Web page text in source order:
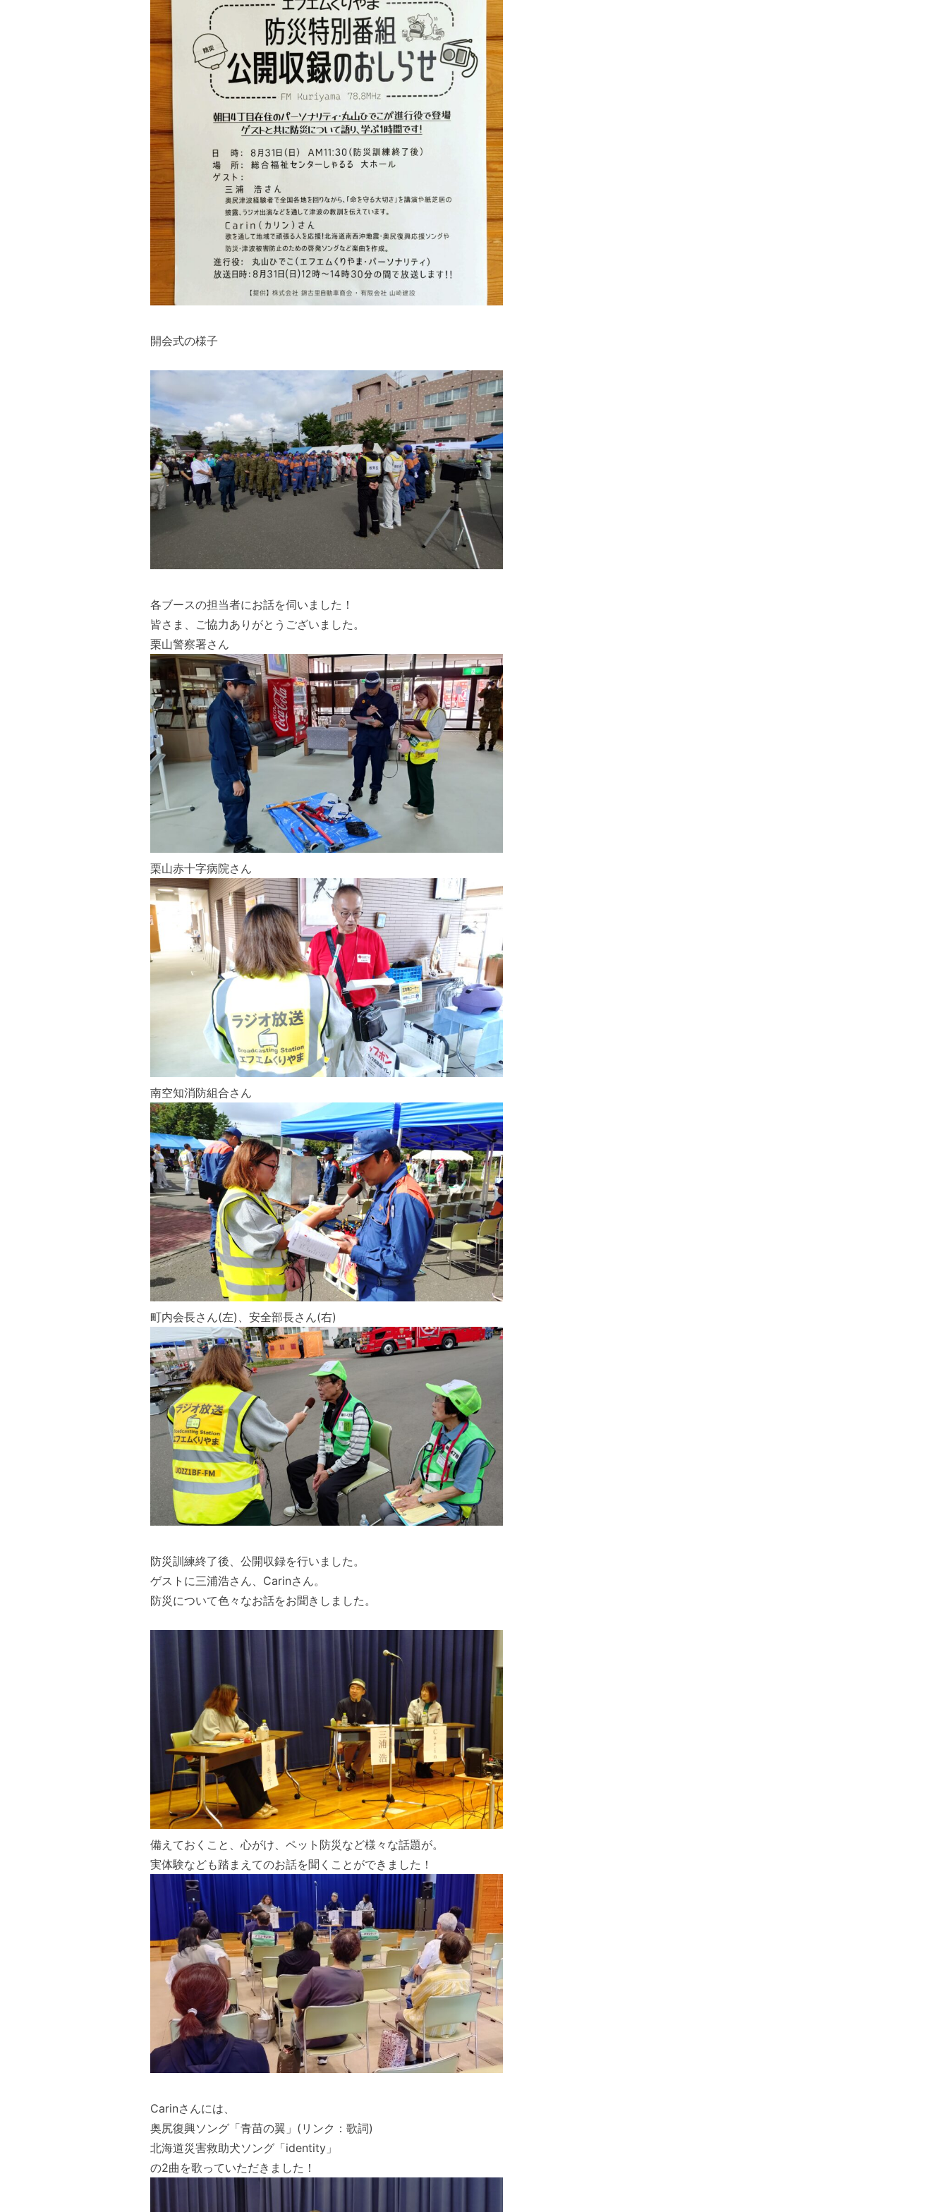
開会式の様子
各ブースの担当者にお話を伺いました！
皆さま、ご協力ありがとうございました。
栗山警察署さん
栗山赤十字病院さん
南空知消防組合さん
町内会長さん(左)、安全部長さん(右)
防災訓練終了後、公開収録を行いました。
ゲストに三浦浩さん、Carinさん。
防災について色々なお話をお聞きしました。
備えておくこと、心がけ、ペット防災など様々な話題が。
実体験なども踏まえてのお話を聞くことができました！
Carinさんには、
奥尻復興ソング「青苗の翼」 (リンク：歌詞)
北海道災害救助犬ソング「identity」
の2曲を歌っていただきました！